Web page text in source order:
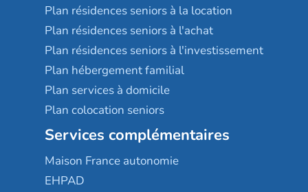
Plan résidences seniors à la location
Plan résidences seniors à l'achat
Plan résidences seniors à l'investissement
Plan hébergement familial
Plan services à domicile
Plan colocation seniors
Services complémentaires
Maison France autonomie
EHPAD